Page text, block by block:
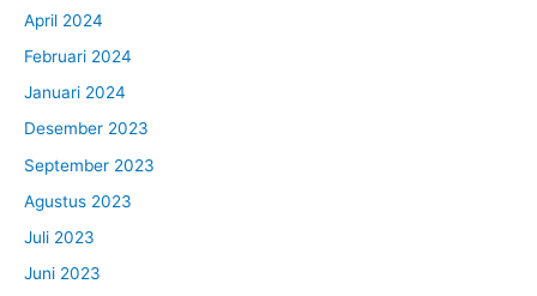
April 2024
Februari 2024
Januari 2024
Desember 2023
September 2023
Agustus 2023
Juli 2023
Juni 2023